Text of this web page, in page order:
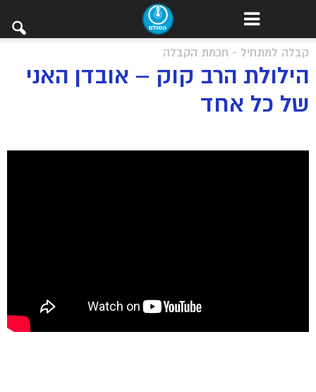
קבלה למתחיל - חכמת הקבלה
הילולת הרב קוק – אובדן האני
של כל אחד